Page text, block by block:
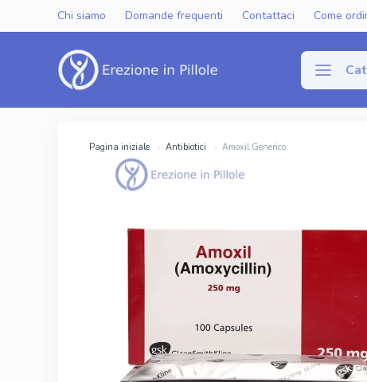
Chi siamo Domande frequenti Contattaci Come
Levitra
Viagra
Cialis
Kamagra
Pagina iniziale Antibiotici Amoxil Generico